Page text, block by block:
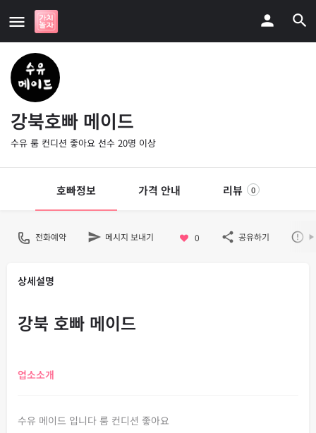
강북호빠 메이드
수유 룸 컨디션 좋아요 선수 20명 이상
호빠정보 가격 안내 리뷰 0
전화예약 메시지 보내기 0 공유하기
상세설명
강북 호빠 메이드
업소소개
수유 메이드 입니다 룸 컨디션 좋아요